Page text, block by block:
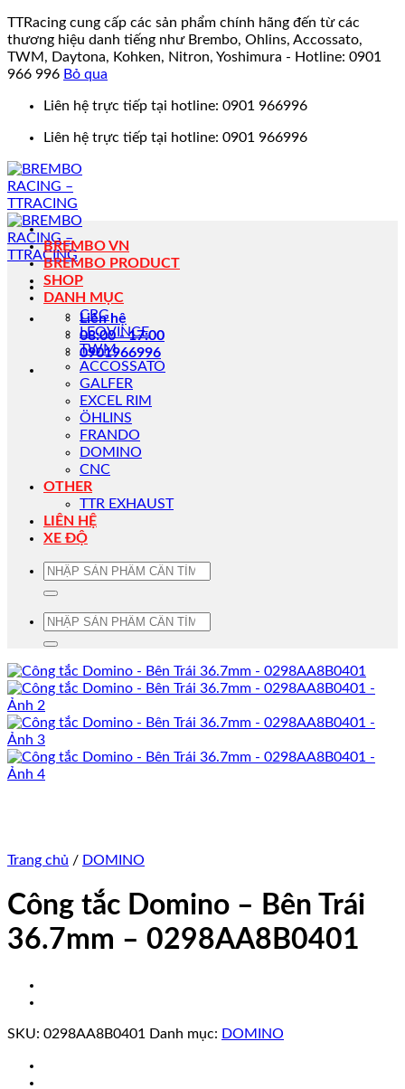
TTRacing cung cấp các sản phẩm chính hãng đến từ các
thương hiệu danh tiếng như Brembo, Ohlins, Accossato,
TWM, Daytona, Kohken, Nitron, Yoshimura - Hotline: 0901
966 996 Bỏ qua
Liên hệ trực tiếp tại hotline: 0901 966996
Liên hệ trực tiếp tại hotline: 0901 966996
Liên hệ
08:00 - 17:00
0901966996
BREMBO VN
BREMBO PRODUCT
SHOP
DANH MỤC
CRG
LEOVINCE
TWM
ACCOSSATO
GALFER
EXCEL RIM
ÖHLINS
FRANDO
DOMINO
CNC
OTHER
TTR EXHAUST
LIÊN HỆ
XE ĐỘ
Tìm
Tìm
Trang chủ / DOMINO
Công tắc Domino – Bên Trái
36.7mm – 0298AA8B0401
SKU: 0298AA8B0401 Danh mục: DOMINO